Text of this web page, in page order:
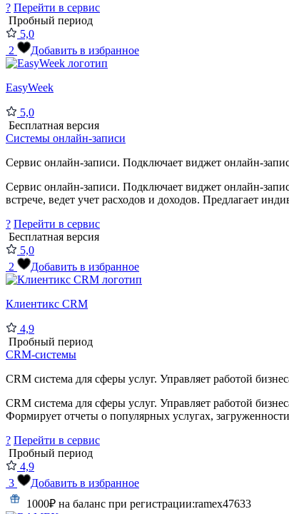
? Перейти в сервис
Пробный период
5,0
2
Добавить в избранное
EasyWeek
5,0
Бесплатная версия
Системы онлайн-записи
Сервис онлайн-записи. Подключает виджет онлайн-
Сервис онлайн-записи. Подключает виджет онлайн-
встрече, ведет учет расходов и доходов. Предлагает
? Перейти в сервис
Бесплатная версия
5,0
2
Добавить в избранное
Клиентикс CRM
4,9
Пробный период
CRM-системы
CRM система для сферы услуг. Управляет работой
CRM система для сферы услуг. Управляет работой
Формирует отчеты о популярных услугах,
? Перейти в сервис
Пробный период
4,9
3
Добавить в избранное
1000₽ на баланс при регистрации:ramex47633